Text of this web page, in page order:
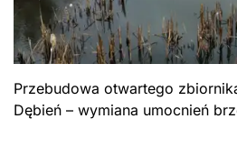
Przebudowa otwartego
Dębień – wymiana umocnień